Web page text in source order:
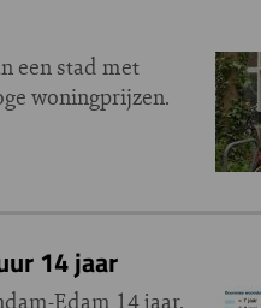
een stad met
woningprijzen.
14 jaar
Edam 14 jaar.